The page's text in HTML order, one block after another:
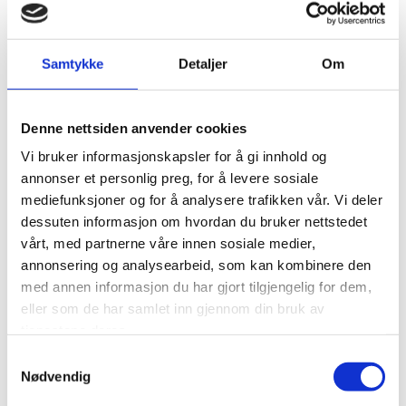
Samtykke Detaljer Om
Denne nettsiden anvender cookies
Vi bruker informasjonskapsler for å gi innhold og
annonser et personlig preg, for å levere sosiale
mediefunksjoner og for å analysere trafikken vår. Vi deler
dessuten informasjon om hvordan du bruker nettstedet
vårt, med partnerne våre innen sosiale medier,
annonsering og analysearbeid, som kan kombinere den
med annen informasjon du har gjort tilgjengelig for dem,
eller som de har samlet inn gjennom din bruk av
Nødvendig
932 59 434
av@norvann.no